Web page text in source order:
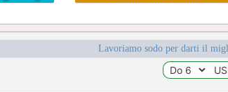
Lavoriamo sodo per darti il